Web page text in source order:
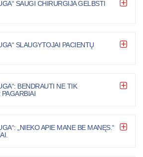
SAUGI CHIRURGIJA GELBSTI
SLAUGYTOJAI PACIENTŲ
BENDRAUTI NE TIK
„NIEKO APIE MANE BE MANĘS.“